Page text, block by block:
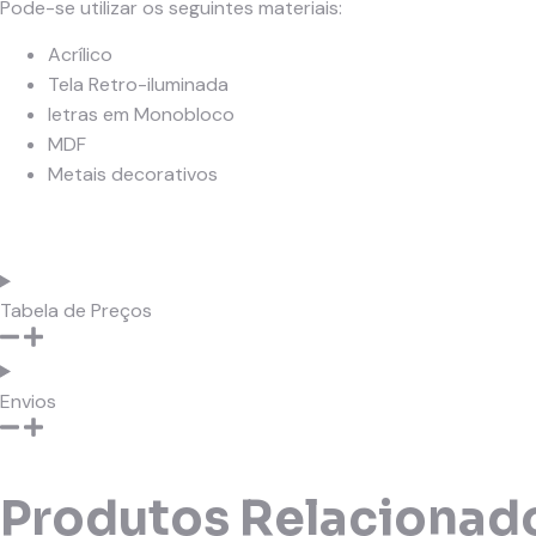
Pode-se utilizar os seguintes materiais:
Acrílico
Tela Retro-iluminada
letras em Monobloco
MDF
Metais decorativos
Tabela de Preços
Envios
Produtos